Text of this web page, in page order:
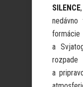
SILENCE
a
a